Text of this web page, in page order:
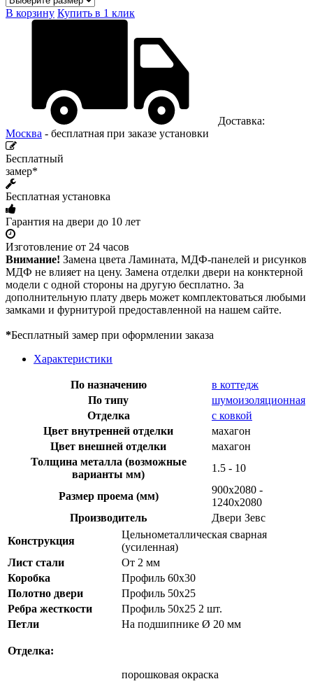
В корзину Купить в 1 клик
Доставка:
Москва - бесплатная при заказе установки
Бесплатный
замер*
Бесплатная установка
Гарантия на двери до 10 лет
Изготовление от 24 часов
Внимание! Замена цвета Ламината, МДФ-панелей и рисунков
МДФ не влияет на цену. Замена отделки двери на конктерной
модели с одной стороны на другую бесплатно. За
дополнительную плату дверь может комплектоваться любыми
замками и фурнитурой предоставленной на нашем сайте.
*Бесплатный замер при оформлении заказа
Характеристики
По назначению
в коттедж
По типу
шумоизоляционная
Отделка
с ковкой
Цвет внутренней отделки
махагон
Цвет внешней отделки
махагон
Толщина металла (возможные
варианты мм)
1.5 - 10
Размер проема (мм)
900х2080 -
1240х2080
Производитель
Двери Зевс
Конструкция
Цельнометаллическая сварная
(усиленная)
Лист стали
От 2 мм
Коробка
Профиль 60х30
Полотно двери
Профиль 50х25
Ребра жесткости
Профиль 50х25 2 шт.
Петли
На подшипнике Ø 20 мм
Отделка:
порошковая окраска